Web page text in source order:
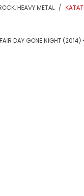
HEAVY METAL